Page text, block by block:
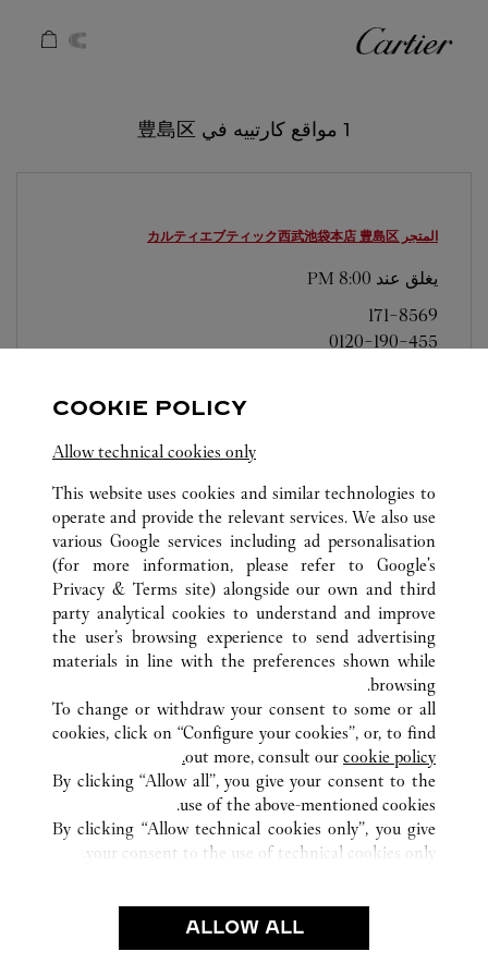
كارتييه
1 مواقع كارتييه في 豊島区
المتجر カルティエブティック西武池袋本店 豊島区
يغلق عند 8:00 PM
171-8569
0120-190-455
す。お電話はカルティエカスタマーサービスセン
電話での作品のお取置きは承っておりません。
كافة مواقع كارتييه اليابان 東京都
豊島区
خدمة العملاء
الاتصال بنا
شركتنا
وظائف
البحث عن متجر
COOKIE POLICY
Allow technical cookies only
This website uses cookies and similar technologies to
operate and provide the relevant services. We also use
various Google services including ad personalisation
(for more information, please refer to Google's
Privacy & Terms site) alongside our own and third
party analytical cookies to understand and improve
the user’s browsing experience to send advertising
materials in line with the preferences shown while
browsing.
To change or withdraw your consent to some or all
cookies, click on “Configure your cookies”, or, to find
out more, consult our cookie policy.
By clicking “Allow all”, you give your consent to the
use of the above-mentioned cookies.
By clicking “Allow technical cookies only”, you give
your consent to the use of technical cookies only.
ALLOW ALL